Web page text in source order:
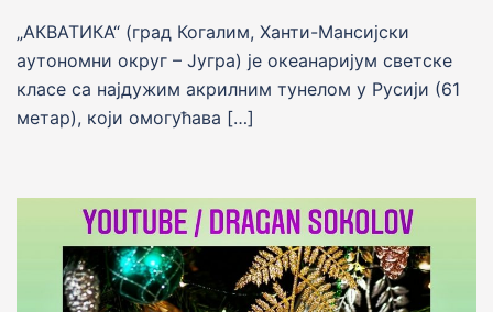
„АКВАТИКА“ (град Когалим, Ханти-Мансијски
аутономни округ – Југра) је океанаријум светске
класе са најдужим акрилним тунелом у Русији (61
метар), који омогућава […]